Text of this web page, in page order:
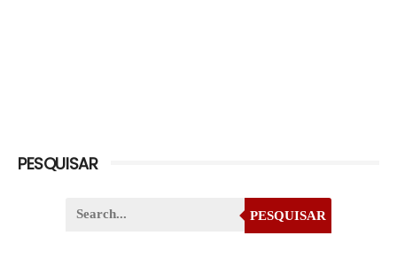
PESQUISAR
PESQUISAR